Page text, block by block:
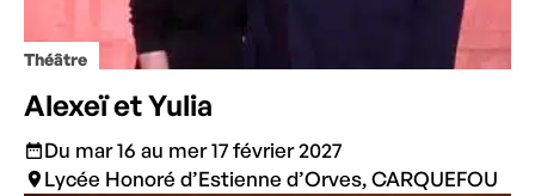
Théâtre
Alexeï et Yulia
Du mar 16 au mer 17 février 2027
Lycée Honoré d’Estienne d’Orves, CARQUEFOU